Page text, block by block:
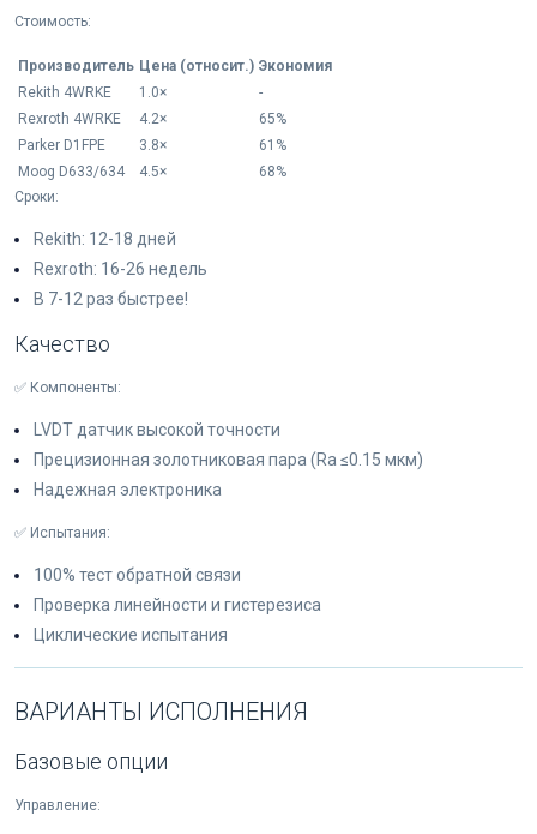
Стоимость:
Производитель Цена (относит.) Экономия
Rekith 4WRKE
1.0×
-
Rexroth 4WRKE
4.2×
65%
Parker D1FPE
3.8×
61%
Moog D633/634
4.5×
68%
Сроки:
Rekith: 12-18 дней
Rexroth: 16-26 недель
В 7-12 раз быстрее!
Качество
✅ Компоненты:
LVDT датчик высокой точности
Прецизионная золотниковая пара (Ra ≤0.15 мкм)
Надежная электроника
✅ Испытания:
100% тест обратной связи
Проверка линейности и гистерезиса
Циклические испытания
ВАРИАНТЫ ИСПОЛНЕНИЯ
Базовые опции
Управление: